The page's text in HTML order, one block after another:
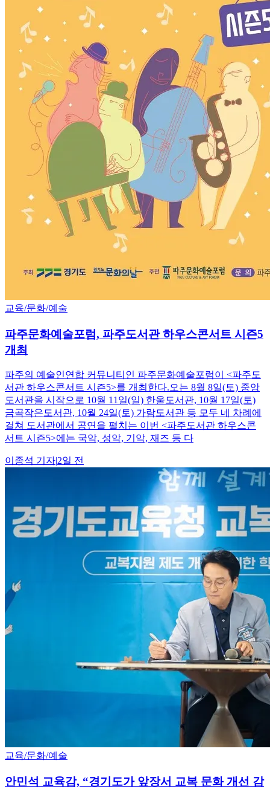
교육/문화/예술
파주문화예술포럼, 파주도서관 하우스콘서트 시즌5
개최
파주의 예술인연합 커뮤니티인 파주문화예술포럼이 <파주도
서관 하우스콘서트 시즌5>를 개최한다.오는 8월 8일(토) 중앙
도서관을 시작으로 10월 11일(일) 한울도서관, 10월 17일(토)
금곡작은도서관, 10월 24일(토) 가람도서관 등 모두 네 차례에
걸쳐 도서관에서 공연을 펼치는 이번 <파주도서관 하우스콘
서트 시즌5>에는 국악, 성악, 기악, 재즈 등 다
이종석 기자|2일 전
교육/문화/예술
안민석 교육감, “경기도가 앞장서 교복 문화 개선 감